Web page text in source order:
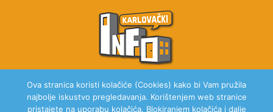
O NAMA
Ova stranica koristi kolačiće (Cookies) kako bi Vam pružila
najbolje iskustvo pregledavanja. Korištenjem web stranice
pristajete na uporabu kolačića. Blokiranjem kolačića i dalje